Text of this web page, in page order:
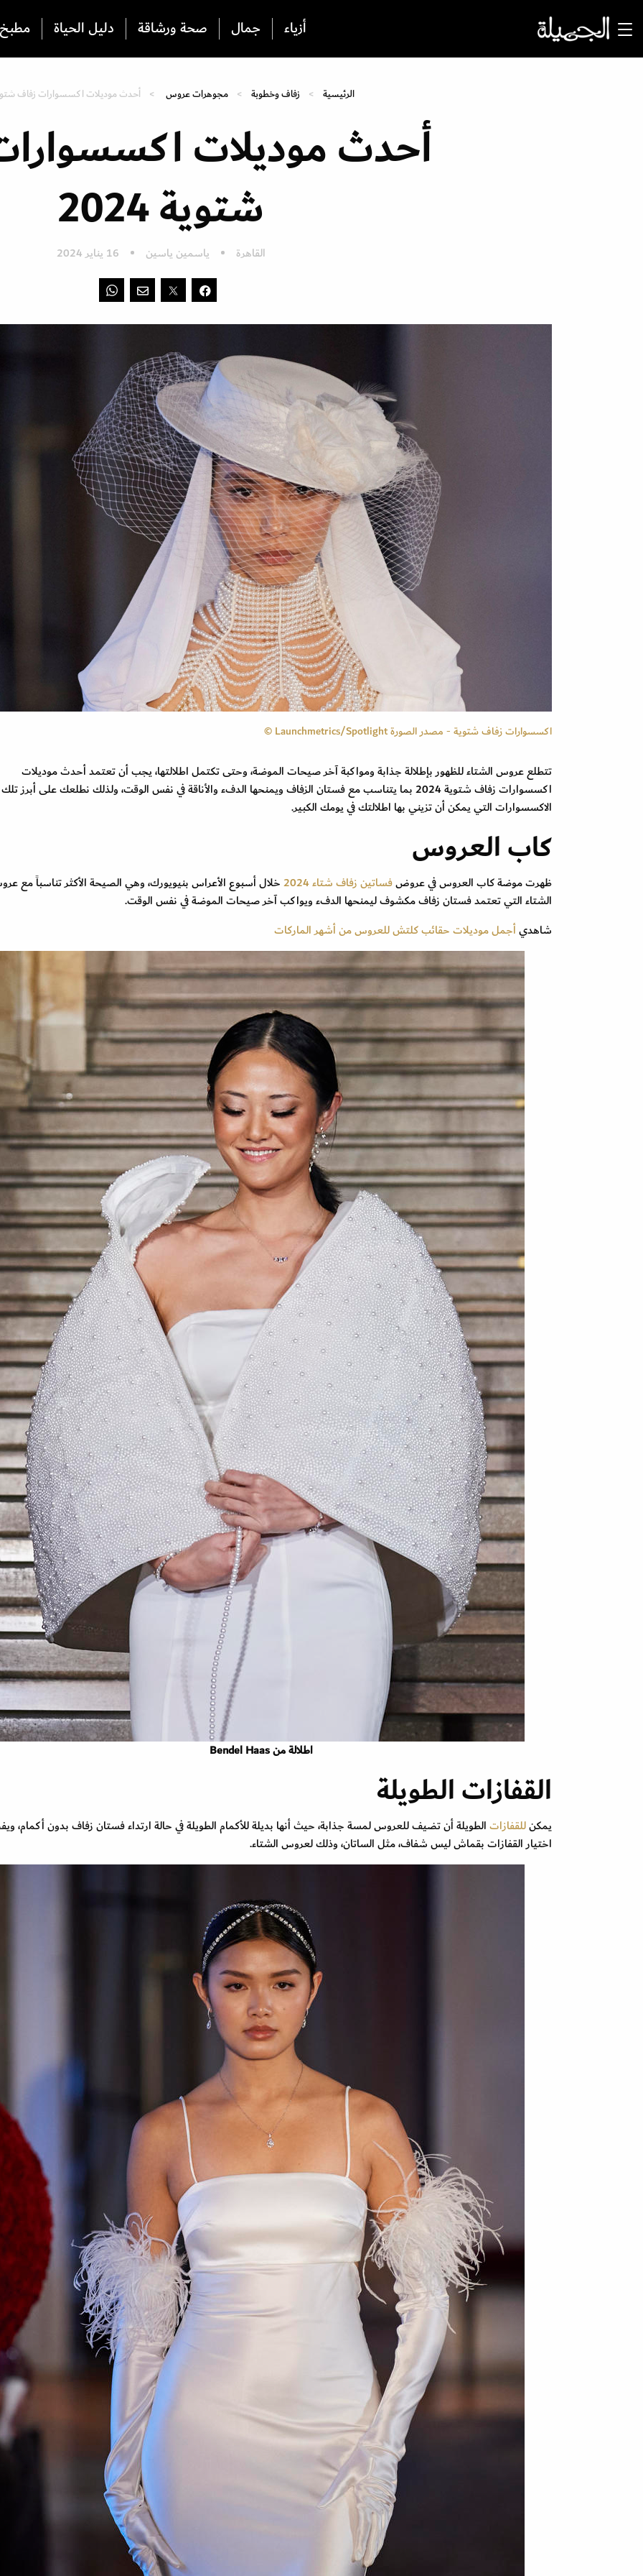
أزياء جمال صحة ورشاقة دليل الحياة
الرئيسية زفاف وخطوبة مجوهرات عروس أحدث موديلات اكسسوارات زفاف شتوية
أحدث موديلات
شتوية 2024
القاهرة ياسمين ياسين 16 يناير 2024
اكسسوارات زفاف شتوية - مصدر الصورة Launchmetrics/Spotlight ©
تتطلع عروس الشتاء للظهور بإطلالة جذابة ومواكبة آخر صيحات الموضة، وحتى تكتمل اطلالتها، يجب أن تعتمد أحدث موديلات
اكسسوارات زفاف شتوية 2024 بما يتناسب مع فستان الزفاف ويمنحها الدفء والأناقة في نفس الوقت، ولذلك نطلعك على أبرز تلك
الاكسسوارات التي يمكن أن تزيني بها اطلالتك في يومك الكبير.
كاب العروس
ظهرت موضة كاب العروس في عروضفساتين زفاف شتاء 2024
خلال أسبوع الأعراس بنيويورك، وهي الصيحة الأكثر تناسباً مع
الشتاء التي تعتمد فستان زفاف مكشوف ليمنحها الدفء ويواكب آخر صيحات الموضة في نفس الوقت.
شاهديأجمل موديلات حقائب كلتش للعروس من أشهر الماركات
اطلالة من Bendel Haas
القفازات الطويلة
يمكنللقفازاتالطويلة أن تضيف للعروس لمسة جذابة، حيث أنها بديلة للأكمام الطويلة في حالة ارتداء فستان زفاف بدون أكمام،
اختيار القفازات بقماش ليس شفاف، مثل الساتان، وذلك لعروس الشتاء.